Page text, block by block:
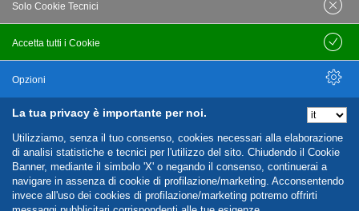
La tua privacy è importante per noi.
Utilizziamo, senza il tuo consenso, cookies necessari alla elaborazione
di analisi statistiche e tecnici per l'utilizzo del sito. Chiudendo il Cookie
Banner, mediante il simbolo 'X' o negando il consenso, continuerai a
navigare in assenza di cookie di profilazione/marketing. Acconsentendo
invece all'uso dei cookies di profilazione/marketing potremo offrirti
Accetta tutti i Cookie
Solo Cookie Tecnici
Salva
Opzioni
Nascondi Opzioni